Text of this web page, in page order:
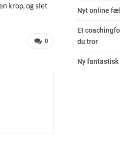
krop, og slet
0
Nyt online
Et
du tror
Ny